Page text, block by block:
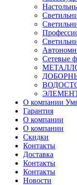
Сетевые
О компании
Гарантия
О компании
О компании
Скидки
Контакты
Доставка
Контакты
Контакты
Новости